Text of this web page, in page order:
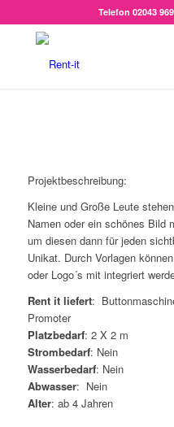
Telefon 02043
Projektbeschreibung:
Kleine und Große Leute
Namen oder ein schönes Bild
um diesen dann für jeden
Unikat. Durch Vorlagen
oder Logo´s mit integriert
Rent it liefert:
Promoter
Platzbedarf: 2 X 2 m
Strombedarf: Nein
Wasserbedarf: Nein
Abwasser: Nein
Alter: ab 4 Jahren